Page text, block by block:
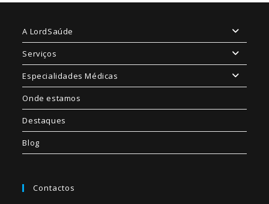
A LordSaúde
Serviços
Especialidades Médicas
Onde estamos
Destaques
Blog
Contactos